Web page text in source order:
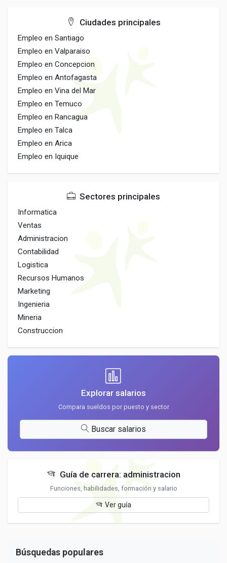
Ciudades principales
Empleo en Santiago
Empleo en Valparaiso
Empleo en Concepcion
Empleo en Antofagasta
Empleo en Vina del Mar
Empleo en Temuco
Empleo en Rancagua
Empleo en Talca
Empleo en Arica
Empleo en Iquique
Sectores principales
Informatica
Ventas
Administracion
Contabilidad
Logistica
Recursos Humanos
Marketing
Ingenieria
Mineria
Construccion
Explorar salarios
Compara sueldos por puesto y sector
Buscar salarios
Guía de carrera: administracion
Funciones, habilidades, formación y salario
Ver guía
Búsquedas populares